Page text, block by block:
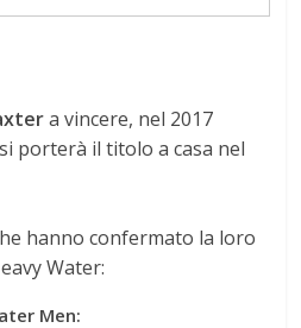
a vincere, nel 2017
porterà il titolo a casa nel
hanno confermato la loro
Water:
Men: